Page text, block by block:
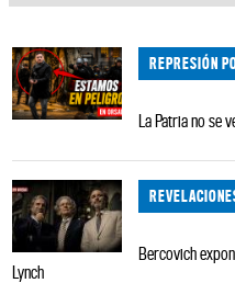
REPRESIÓN
La Patria no se
Bercovich
Lynch